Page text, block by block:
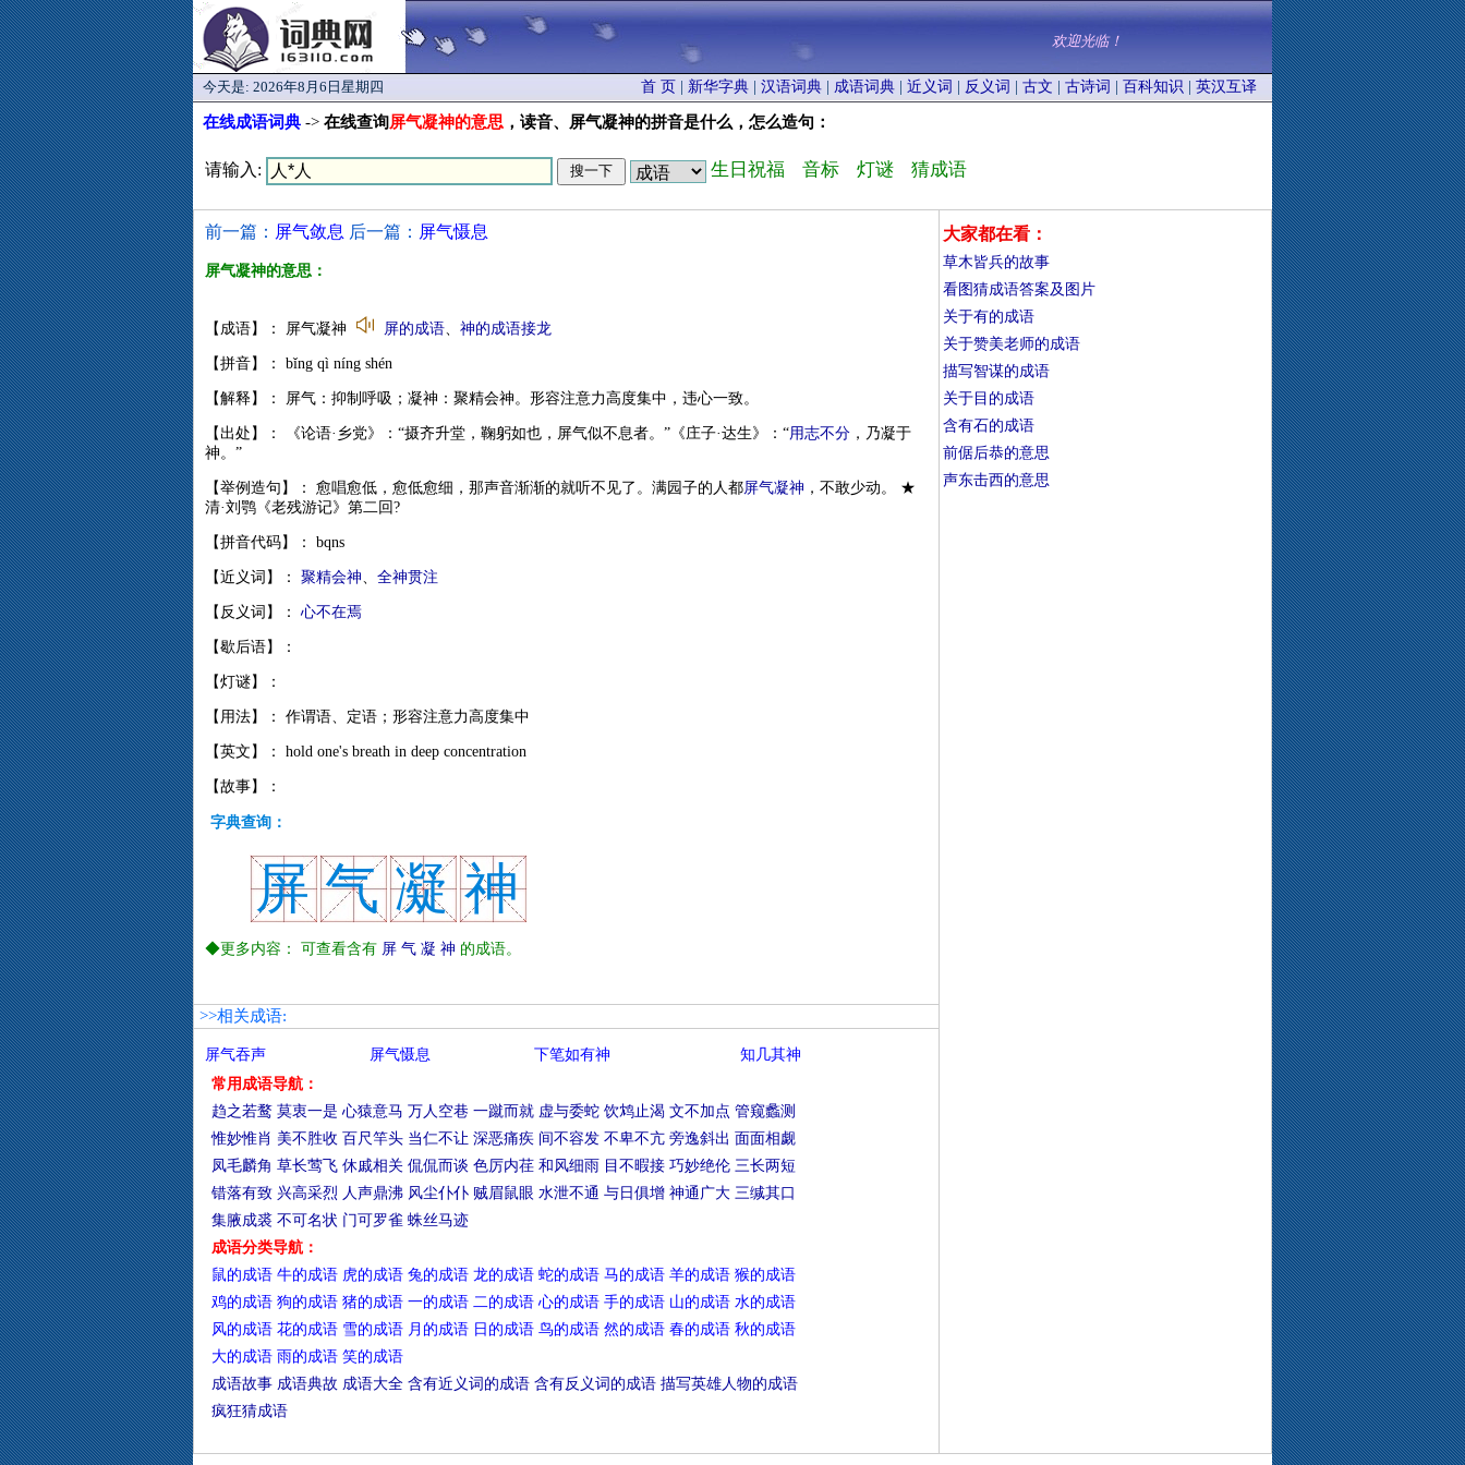
欢迎光临！
今天是: 2026年8月6日星期四 首 页 新华字典 汉语词典 成语词典 近义词 反义词 古文 古诗词 百科知识 英汉互译
在线成语词典 -> 在线查询屏气凝神的意思 ，读音、屏气凝神的拼音是什么，怎么造句：
请输入: 生日祝福 音标 灯谜 猜成语
前一篇： 屏气敛息 后一篇： 屏气慑息
屏气凝神的意思：
【成语】： 屏气凝神 屏的成语、 神的成语接龙
【拼音】： bǐng qì níng shén
【解释】： 屏气：抑制呼吸；凝神：聚精会神。形容注意力高度集中，违心一致。
【出处】： 《论语·乡党》：“摄齐升堂，鞠躬如也，屏气似不息者。”《庄子·达生》：“用志不分 ，乃凝于
神。”
【举例造句】： 愈唱愈低，愈低愈细，那声音渐渐的就听不见了。满园子的人都屏气凝神 ，不敢少动。 ★
清·刘鹗《老残游记》第二回?
【拼音代码】： bqns
【近义词】： 聚精会神、 全神贯注
【反义词】： 心不在焉
【歇后语】：
【灯谜】：
【用法】： 作谓语、定语；形容注意力高度集中
【英文】： hold one's breath in deep concentration
【故事】：
字典查询：
屏 气 凝 神
◆更多内容： 可查看含有 屏 气 凝 神 的成语。
大家都在看：
草木皆兵的故事
看图猜成语答案及图片
关于有的成语
关于赞美老师的成语
描写智谋的成语
关于目的成语
含有石的成语
前倨后恭的意思
声东击西的意思
>>相关成语:
屏气吞声 屏气慑息 下笔如有神
知几其神
常用成语导航：
趋之若鹜 莫衷一是 心猿意马 万人空巷 一蹴而就 虚与委蛇 饮鸩止渴 文不加点 管窥蠡测
惟妙惟肖 美不胜收 百尺竿头 当仁不让 深恶痛疾 间不容发 不卑不亢 旁逸斜出 面面相觑
凤毛麟角 草长莺飞 休戚相关 侃侃而谈 色厉内荏 和风细雨 目不暇接 巧妙绝伦 三长两短
错落有致 兴高采烈 人声鼎沸 风尘仆仆 贼眉鼠眼 水泄不通 与日俱增 神通广大 三缄其口
集腋成裘 不可名状 门可罗雀 蛛丝马迹
成语分类导航：
鼠的成语 牛的成语 虎的成语 兔的成语 龙的成语 蛇的成语 马的成语 羊的成语 猴的成语
鸡的成语 狗的成语 猪的成语 一的成语 二的成语 心的成语 手的成语 山的成语 水的成语
风的成语 花的成语 雪的成语 月的成语 日的成语 鸟的成语 然的成语 春的成语 秋的成语
大的成语 雨的成语 笑的成语
成语故事 成语典故 成语大全 含有近义词的成语 含有反义词的成语 描写英雄人物的成语
疯狂猜成语